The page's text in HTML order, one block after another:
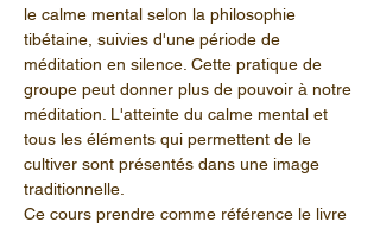
le calme mental selon la philosophie
tibétaine, suivies d'une période de
méditation en silence. Cette pratique de
groupe peut donner plus de pouvoir à notre
méditation. L'atteinte du calme mental et
tous les éléments qui permettent de le
cultiver sont présentés dans une image
traditionnelle.
Ce cours prendre comme référence le livre